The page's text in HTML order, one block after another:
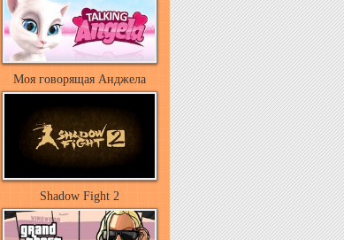
Моя говорящая Анджела
Shadow Fight 2